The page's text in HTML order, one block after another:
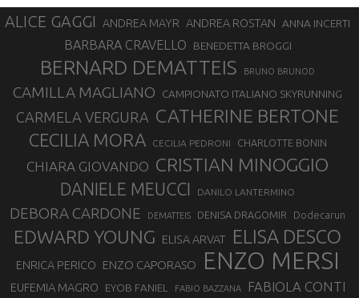
ALICE GAGGI ANDREA MAYR ANDREA ROSTAN ANNA INCERTI
BARBARA CRAVELLO BENEDETTA BROGGI
BERNARD DEMATTEIS BRUNO BRUNOD
CAMILLA MAGLIANO CAMPIONATO ITALIANO SKYRUNNING
CARMELA VERGURA CATHERINE BERTONE
CECILIA MORA CECILIA PEDRONI CHARLOTTE BONIN
CHIARA GIOVANDO CRISTIAN MINOGGIO
DANIELE MEUCCI DANILO LANTERMINO
DEBORA CARDONE DEMATTEIS DENISA DRAGOMIR Dodecarun
EDWARD YOUNG ELISA ARVAT ELISA DESCO
ENRICA PERICO ENZO CAPORASO ENZO MERSI
EUFEMIA MAGRO EYOB FANIEL FABIO BAZZANA FABIOLA CONTI